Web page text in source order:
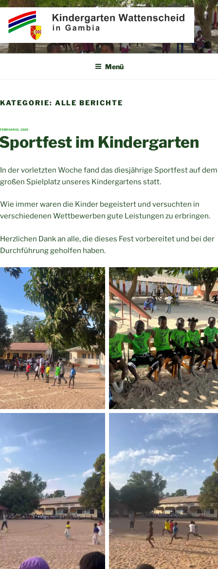
Zum
Inhalt
springen
KINDERGARTEN
WATTENSCHEID IN GAMBIA
Partner für Afrika e.V.
Menü
KATEGORIE: ALLE BERICHTE
VERÖFFENTLICHT
FEBRUAR 15, 2026
im Kindergarten
In der vorletzten Woche fand das diesjährige Sportfest auf dem
großen Spielplatz unseres Kindergartens statt.
Wie immer waren die Kinder begeistert und versuchten in
verschiedenen Wettbewerben gute Leistungen zu erbringen.
Herzlichen Dank an alle, die dieses Fest vorbereitet und bei der
Durchführung geholfen haben.